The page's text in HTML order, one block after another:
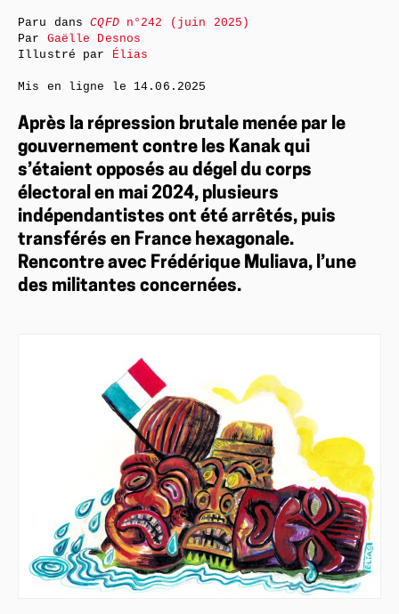
Après la répression brutale menée par le
gouvernement contre les Kanak qui
s’étaient opposés au dégel du corps
électoral en mai 2024, plusieurs
indépendantistes ont été arrêtés, puis
transférés en France hexagonale.
Rencontre avec Frédérique Muliava, l’une
des militantes concernées.
Paru dansCQFDn°242 (juin 2025)
Par Gaëlle Desnos
Illustré par Élias
Mis en ligne le 14.06.2025